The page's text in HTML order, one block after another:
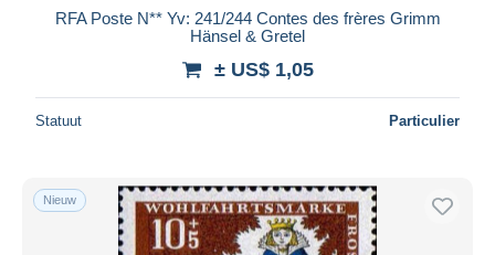
RFA Poste N** Yv: 241/244 Contes des frères Grimm
Hänsel & Gretel
± US$ 1,05
Statuut Particulier
Nieuw